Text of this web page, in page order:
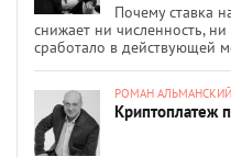
Почему ставка
снижает ни численность,
сработало в действующей
РОМАН АЛЬМАНСКИЙ
Криптоплатеж